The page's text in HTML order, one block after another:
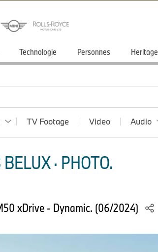
Technologie Personnes Heritage
TV Footage Video Audio
· PHOTO.
xDrive - Dynamic. (06/2024)